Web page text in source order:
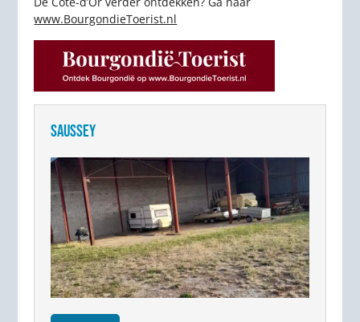
www.BourgondieToerist.nl
SAUSSEY